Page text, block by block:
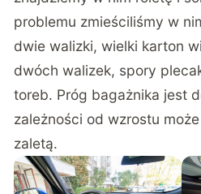
problemu zmieściliśmy w
dwie walizki, wielki karton
dwóch walizek, spory
toreb. Próg bagażnika jest
zależności od wzrostu
zaletą.